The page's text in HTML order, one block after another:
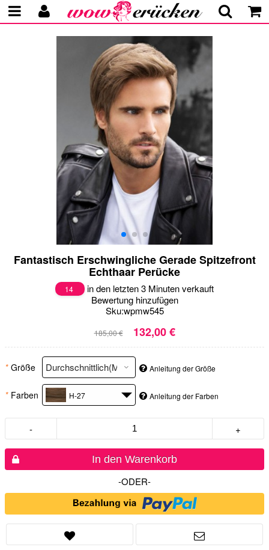
Fantastisch Erschwingliche Gerade Spitzefront
Echthaar Perücke
14
in den letzten 3 Minuten verkauft
Bewertung hinzufügen
Sku:wpmw545
185,00 € 132,00 €
* Größe Anleitung der Größe
* Farben H-27 Anleitung der Farben
- +
In den Warenkorb
-ODER-